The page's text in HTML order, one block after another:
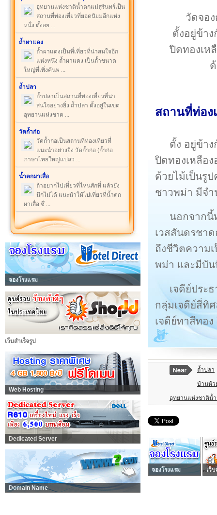
อุทยานแห่งชาติน้ำตกแม่สุรินทร์เป็น
สถานที่ท่องเที่ยวที่ยอดนิยมอีกแห่ง
หนึ่ง ตั้งอย ...
ถ้ำผาแดง
ถ้ำผาแดงเป็นที่เที่ยวที่น่าสนใจอีก
แห่งหนึ่ง ถ้ำผาแดง เป็นถ้ำขนาด
ใหญ่ที่เพิ่งค้นพ ...
ถ้ำปลา
ถ้ำปลาเป็นสถานที่ท่องเที่ยวที่น่า
สนใจอย่างยิ่ง ถ้ำปลา ตั้งอยู่ในเขต
อุทยานแห่งชาต ...
วัดก้ำก่อ
วัดก้ำก่อเป็นสถานที่ท่องเที่ยวที่
แนะนำอย่างยิ่ง วัดก้ำก่อ (ก้ำก่อ
ภาษาไทยใหญ่แปลว ...
น้ำตกผาเสื่อ
ถ้าอยากไปเที่ยวที่ไหนสักที่ แล้วยัง
นึกไม่ได้ แนะนำให้ไปเที่ยวที่น้ำตก
ผาเสื่อ ซึ่ ...
จองโรงแรม
เว็บสำเร็จรูป
Web Hosting
Dedicated Server
Domain Name
วัดจอ
ตั้งอยู่ข้า
ปิดทองเห
สถานที่ท่อง
ตั้ง อยู่ข้าง
ปิดทองเหลือ
ด้วยไม้เป็นรู
ชาวพม่า มีจ
นอกจากนี้
เวสสันดรชา
ถึงชีวิตความ
พม่า และมีบัน
เจดีย์ประ
กลุ่มเจดีย์สี่ทิ
เจดีย์ทาสีทอ
ถ้ำปลา
บ้านห้ว
อุทยานแห่งชาติน้
จองโรงแรม เว็บ